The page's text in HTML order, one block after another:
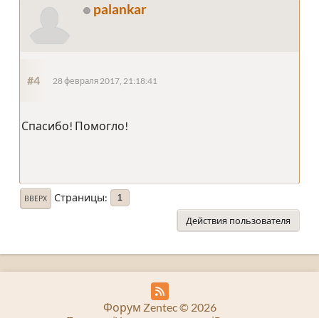
palankar
#4 28 февраля 2017, 21:18:41
Спасибо! Помогло!
ВВЕРХ Страницы 1
Действия пользователя
Форум Zentec © 2026